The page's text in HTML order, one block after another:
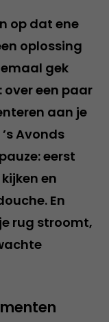
op dat ene
oplossing
gek
een paar
aan je
Avonds
eerst
en
En
rug stroomt,